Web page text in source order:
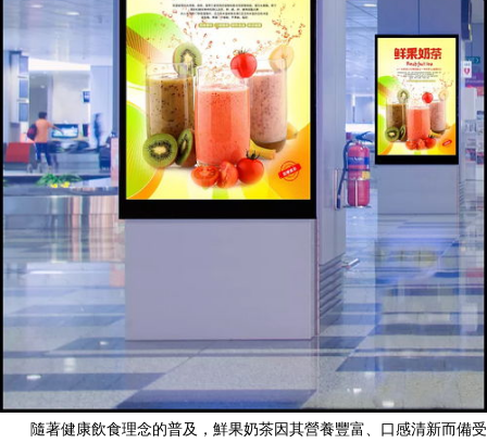
隨著健康飲食理念的普及，鮮果奶茶因其營養豐富、口感清新而備受